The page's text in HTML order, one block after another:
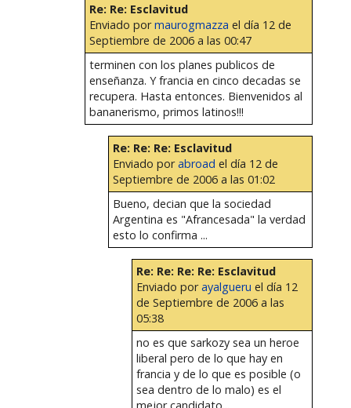
Re: Re: Esclavitud
Enviado pormaurogmazza el día 12 de
Septiembre de 2006 a las 00:47
terminen con los planes publicos de
enseñanza. Y francia en cinco decadas se
recupera. Hasta entonces. Bienvenidos al
bananerismo, primos latinos!!!
Re: Re: Re: Esclavitud
Enviado porabroad el día 12 de
Septiembre de 2006 a las 01:02
Bueno, decian que la sociedad
Argentina es "Afrancesada" la verdad
esto lo confirma ...
Re: Re: Re: Re: Esclavitud
Enviado porayalgueru el día 12
de Septiembre de 2006 a las
05:38
no es que sarkozy sea un heroe
liberal pero de lo que hay en
francia y de lo que es posible (o
sea dentro de lo malo) es el